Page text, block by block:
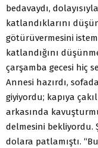
bedavaydı,
katlandıklarını
götürüvermesini
katlandığını
çarşamba gecesi hiç
Annesi hazırdı,
giyiyordu; kapıya
arkasında
delmesini bekliyordu.
dolara patlamıştı.